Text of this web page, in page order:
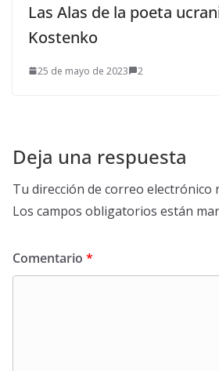
Las Alas de la poeta
Kostenko
25 de mayo de 2023 2
Deja una respuesta
Tu dirección de correo electrónico
Los campos obligatorios están
Comentario *